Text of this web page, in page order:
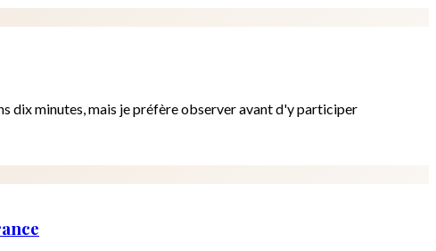
dix minutes, mais je préfère observer avant d'y participer